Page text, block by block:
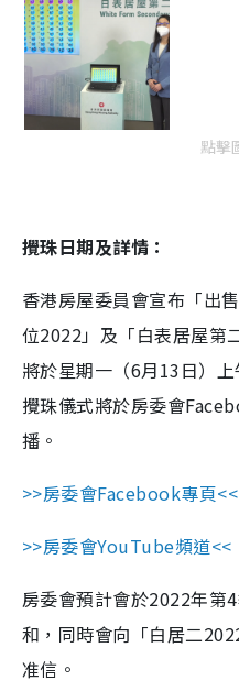
點擊
攪珠日期及詳情：
香港房屋委員會宣布「出
位2022」及「白表居屋第
將於星期一（6月13日）
攪珠儀式將於房委會
播。
>>房委會Facebook專頁<<
>>房委會YouTube頻道<<
房委會預計會於2022年第
和，同時會向「白居二
准信。